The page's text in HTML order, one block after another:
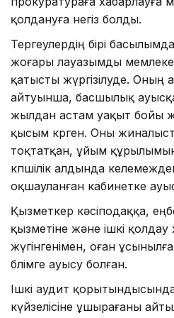
қолдануға негіз болды.
Тергеулердің бірі
жоғары лауазымды
қатысты жүргізілуде. Оның
айтуынша, басшылық
жылдан астам уақыт бойы
қысым көрген. Оны
тоқтатқан, ұйым
көпшілік алдында
оқшауланған кабинетке
Қызметкер кәсіподаққа,
қызметіне және ішкі
жүгінгенімен, оған
бөлімге ауысу болған.
Ішкі аудит
күйзелісіне ұшырағаны